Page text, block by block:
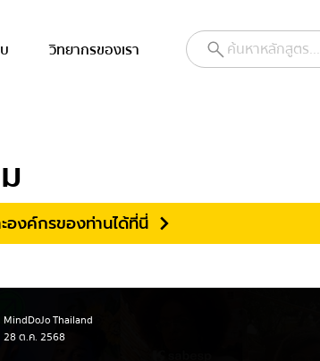
วิทยากรของเรา
ค้นหาหลักสูตร...
งค์กรของท่านได้ที่นี่
MindDoJo Thailand
28 ต.ค. 2568